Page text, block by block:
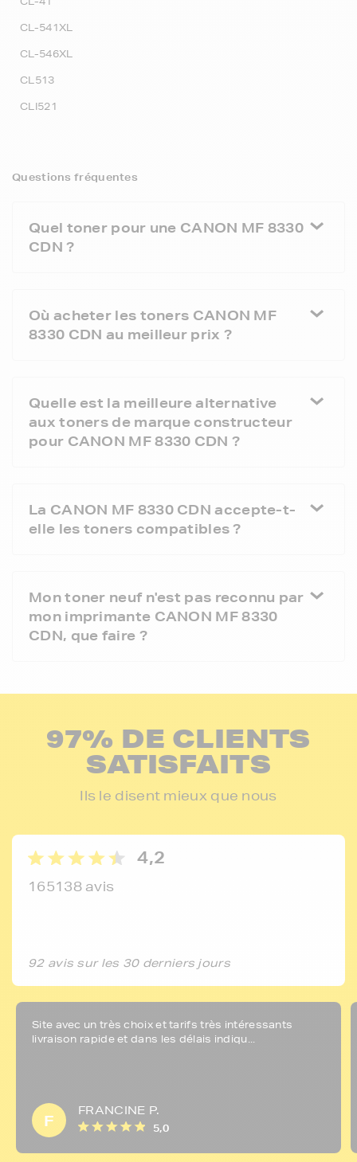
CL-541XL
CL-546XL
CL513
CLI521
Questions fréquentes
Quel toner pour une CANON MF 8330
CDN ?
Où acheter les toners CANON MF
8330 CDN au meilleur prix ?
Quelle est la meilleure alternative
aux toners de marque constructeur
pour CANON MF 8330 CDN ?
La CANON MF 8330 CDN accepte-t-
elle les toners compatibles ?
Mon toner neuf n'est pas reconnu par
mon imprimante CANON MF 8330
CDN, que faire ?
97% DE CLIENTS
SATISFAITS
Ils le disent mieux que nous
4,2
165138 avis
92 avis sur les 30 derniers jours
Site avec un très choix et tarifs très intéressants
livraison rapide et dans les délais indiqu...
F
FRANCINE P.
5,0